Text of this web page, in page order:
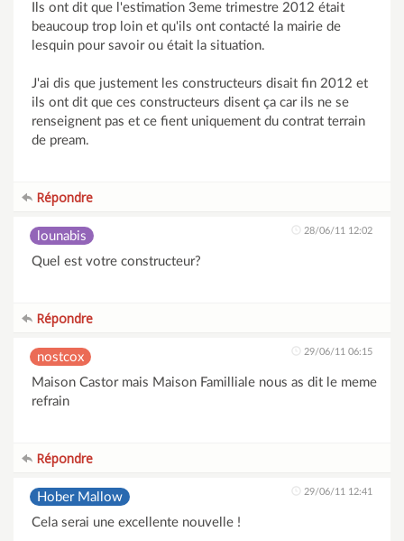
Ils ont dit que l'estimation 3eme trimestre 2012 était
beaucoup trop loin et qu'ils ont contacté la mairie de
lesquin pour savoir ou était la situation.
J'ai dis que justement les constructeurs disait fin 2012 et
ils ont dit que ces constructeurs disent ça car ils ne se
renseignent pas et ce fient uniquement du contrat terrain
de pream.
Répondre
lounabis 28/06/11 12:02
Quel est votre constructeur?
Répondre
nostcox 29/06/11 06:15
Maison Castor mais Maison Familliale nous as dit le meme
refrain
Répondre
Hober Mallow 29/06/11 12:41
Cela serai une excellente nouvelle !